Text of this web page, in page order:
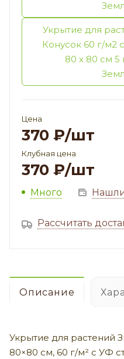
Укрытие для
Конусок 60 г/м2
80 х 80 см 5
Цена
370 ₽/шт
Клубная цена
370 ₽/шт
Много
Рассчитать
Описание
Укрытие для растений
80×80 см, 60 г/м² с УФ